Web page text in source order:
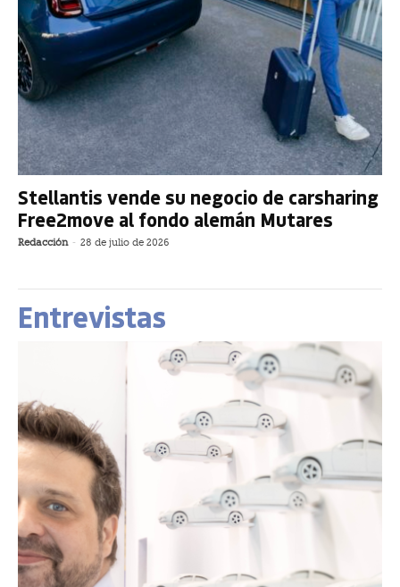
Stellantis vende su negocio de carsharing
Free2move al fondo alemán Mutares
Redacción - 28 de julio de 2026
Entrevistas